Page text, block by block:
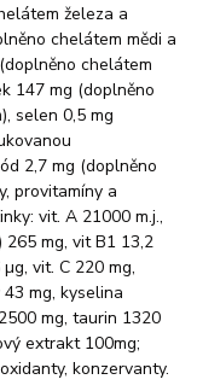
železa a
chelátem mědi a
chelátem
147 mg (doplněno
selen 0,5 mg
2,7 mg (doplněno
provitamíny a
vit. A 21000 m.j.,
mg, vit B1 13,2
vit. C 220 mg,
mg, kyselina
mg, taurin 1320
extrakt 100mg;
konzervanty.